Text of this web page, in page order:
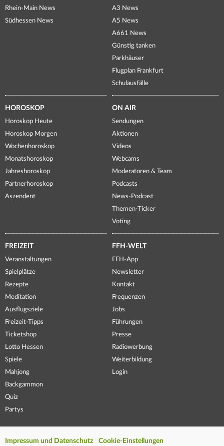
Rhein-Main News
Südhessen News
A3 News
A5 News
A661 News
Günstig tanken
Parkhäuser
Flugplan Frankfurt
Schulausfälle
HOROSKOP
Horoskop Heute
Horoskop Morgen
Wochenhoroskop
Monatshoroskop
Jahreshoroskop
Partnerhoroskop
Aszendent
ON AIR
Sendungen
Aktionen
Videos
Webcams
Moderatoren & Team
Podcasts
News-Podcast
Themen-Ticker
Voting
FREIZEIT
Veranstaltungen
Spielplätze
Rezepte
Meditation
Ausflugsziele
Freizeit-Tipps
Ticketshop
Lotto Hessen
Spiele
Mahjong
Backgammon
Quiz
Partys
FFH-WELT
FFH-App
Newsletter
Kontakt
Frequenzen
Jobs
Führungen
Presse
Radiowerbung
Weiterbildung
Login
Impressum und Datenschutz Cookie-Einstellungen